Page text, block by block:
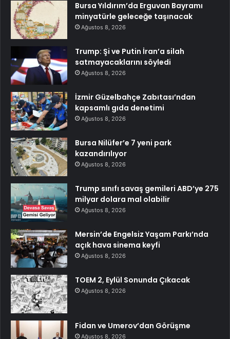
Bursa Yıldırım’da Erguvan Bayramı
minyatürle geleceğe taşınacak
Ağustos 8, 2026
Trump: Şi ve Putin İran’a silah
satmayacaklarını söyledi
Ağustos 8, 2026
İzmir Güzelbahçe Zabıtası’ndan
kapsamlı gıda denetimi
Ağustos 8, 2026
Bursa Nilüfer’e 7 yeni park
kazandırılıyor
Ağustos 8, 2026
Trump sınıfı savaş gemileri ABD’ye 275
milyar dolara mal olabilir
Ağustos 8, 2026
Mersin’de Engelsiz Yaşam Parkı’nda
açık hava sinema keyfi
Ağustos 8, 2026
TOEM 2, Eylül Sonunda Çıkacak
Ağustos 8, 2026
Fidan ve Umerov’dan Görüşme
Ağustos 8, 2026